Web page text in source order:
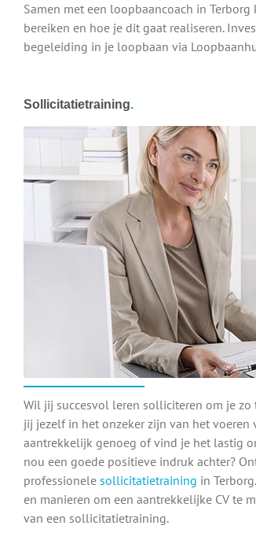
Samen met een loopbaancoach in
bereiken en hoe je dit gaat realiseren.
begeleiding in je loopbaan via
Sollicitatietraining.
Wil jij succesvol leren solliciteren om je zo
jij jezelf in het onzeker zijn van het
aantrekkelijk genoeg of vind je het lastig
nou een goede positieve indruk achter?
professionele sollicitatietraining in
en manieren om een aantrekkelijke CV te
van een sollicitatietraining.